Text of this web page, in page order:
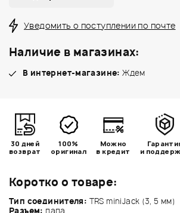
Коротко о товаре:
Тип соединителя: TRS miniJack (3, 5 мм)
Разъем: папа
Уведомить о поступлении по почте
Наличие в магазинах:
В интернет-магазине: Ждем
30 дней
возврат
100%
оригинал
Можно
в кредит
и